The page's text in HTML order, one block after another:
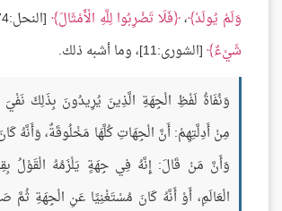
وَلَمْ يُولَدْ ، فَلَا تَضْرِبُوا لِلَّهِ الْأَمْثَالَ [النحل:74]،
شَيْءٌ [الشورى:11]، وما أشبه ذلك.
وَنُفَاةُ لَفْظِ الْجِهَةِ الَّذِينَ يُرِيدُونَ بِذَلِكَ نَفْيَ
مِنْ أَدِلَّتِهِمْ: أَنَّ الْجِهَاتِ كُلَّهَا مَخْلُوقَةٌ، وَأَنَّهُ
وَأَنَّ مَنْ قَالَ: إِنَّهُ فِي جِهَةٍ يَلْزَمُهُ الْقَوْلُ
الْعَالَمِ، أَوْ أَنَّهُ كَانَ مُسْتَغْنِيًا عَنِ الْجِهَةِ ثُمَّ